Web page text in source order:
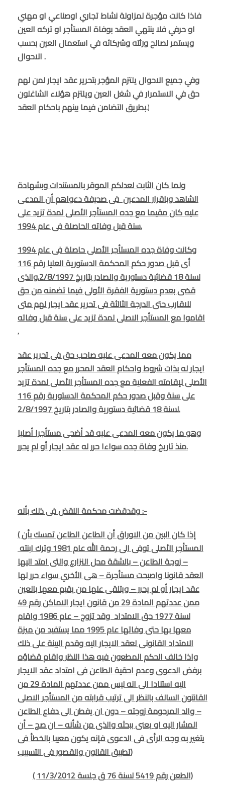
فاذا كانت مؤجرة لمزاولة نشاط تجاري اوصناعي او مهني
او حرفي فلا ينتهي العقد بوفاة المستأجر او تركه العين
ويستمر لصالح ورثته وشركائه في استعمال العين بحسب
الاحوال .
وفي جميع الاحوال يلتزم المؤجر بتحرير عقد ايجار لمن لهم
حق في الاستمرار في شغل العين ويلتزم هؤلاء الشاغلون
بطريق التضامن فيما بينهم باحكام العقد.)
ولما كان الثابت لعدلكم الموقر بالمستندات وبشهادة
الشاهد وباقرار المدعين فى صحيفة دعواهم أن المدعى
عليه كان مقيما مع جده المستأجر الأصلى لمدة تزيد على
سنة قبل وفاته الحاصلة فى عام 1994.
وكانت وفاة جده المستأجر الأصلى حاصلة فى عام 1994
أى قبل صدور حكم المحكمة الدستورية العليا رقم 116
لسنة 18 قضائية دستورية والصادر بتاريخ 2/8/1997.والذى
قضى بعدم دستورية الفقرة الأولى فيما تضمنه من حق
للاقارب حتى الدرجة الثالثة فى تحرير عقد ايجار لهم متى
اقاموا مع المستأجر الاصلى لمدة تزيد على سنة قبل وفاته
.
مما يكون معه المدعى عليه صاحب حق فى تحرير عقد
ايجار له بذات شروط واحكام العقد المحرر مع جده المستأجر
الأصلى لإقامته الفعلية مع جده المستأجر الأصلى لمدة تزيد
على سنة وقبل صدور حكم المحكمة الدستورية رقم 116
لسنة 18 قضائية دستورية والصادر بتاريخ 2/8/1997.
وهو ما يكون معه المدعى عليه قد أضحى مستأجرا أصليا
منذ تاريخ وفاة جده سواءا حرر له عقد ايجار أو لم يحرر.
وقدقضت محكمة النقض فى ذلك بأنه :-
( إذا كان البين من الاوراق أن الطاعن الطاعن تمسك بأن
المستأجر الأصلى توفى الى رحمة الله عام 1981 وترك ابنته
– زوجة الطاعن – بالشقة محل النزارع والتى امتد اليها
العقد قانونا واصبحت مستأجرة – هى الأخري سواء حرر لها
عقد ايجار أو لم يحرر – ويتلقى عنها من يقيم معها بالعين
ممن عددتهم المادة 29 من قانون ايجار الاماكن رقم 49
لسنة 1977 حق الامتداد وقد تزوج – عام 1986 واقام
معها بها حتى وفاتها عام 1995 مما يستفيد من ميزة
الامتداد القانونى لعقد الايجار اليه وقدم البينة على ذلك
واذا خالف الحكم المطعون فيه هذا النظر واقام قضاؤه
برفض الدعوى وعدم احقية الطاعن فى امتداد عقد الايجار
اليه استنادا الى انه ليس ممن عددتهم المادة 29 من
القانتون السالف بالنظر الى ترتيب قرابته من المستأجر الاصلى
– والد المرحومة زوجته – دون ان يفطن الى دفاع الطاعن
المشار اليه او يعنى ببحثه والذى من شأنه – ان صح – أن
يتغير به وجه الرأى فى الدعوى فإنه يكون معيبا بالخطأ فى
تطبيق القانون والقصور فى التسبيب)
( الطعن رقم 5419 لسنة 76 ق جلسة 11/3/2012)